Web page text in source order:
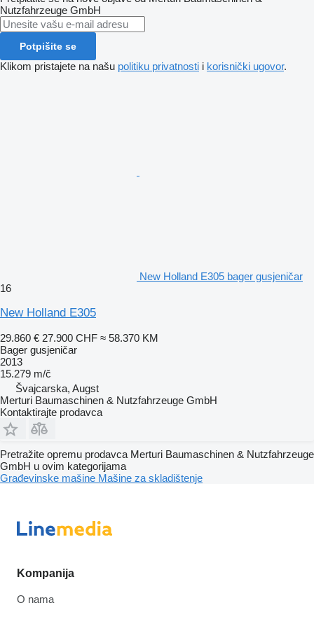
Nutzfahrzeuge GmbH
Potpišite se
Klikom pristajete na našu politiku privatnosti i korisnički ugovor.
New Holland E305 bager gusjeničar
16
New Holland E305
29.860 € 27.900 CHF ≈ 58.370 KM
Bager gusjeničar
2013
15.279 m/č
Švајcarska, Augst
Merturi Baumaschinen & Nutzfahrzeuge GmbH
Kontaktirajte prodavca
Pretražite opremu prodavca Merturi Baumaschinen & Nutzfahrzeuge
GmbH u ovim kategorijama
Građevinske mašine Mašine za skladištenje
Kompanija
O nama